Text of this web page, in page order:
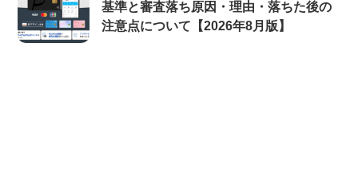
基準と審査落ち原因・理由・落ちた後の
注意点について【2026年8月版】